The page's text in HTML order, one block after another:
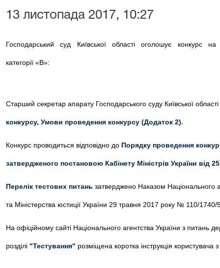
13 листопада 2017, 10:27
Господарський суд Київської області оголошує конкурс
категорії «В»:
Старший секретар апарату Господарського суду Київської області
конкурсу, Умови проведення конкурсу (Додаток 2).
Конкурс проводиться відповідно до Порядку проведення
затвердженого постановою Кабінету Міністрів України від
Перелік тестових питань затверджено Наказом Національного
та Міністерства юстиції України 29 травня 2017 року № 110/1740/
На офіційному сайті Національного агентства України з питань
розділі "Тестування" розміщена коротка інструкція